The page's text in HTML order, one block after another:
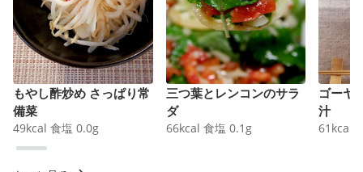
もやし酢炒め さっぱり常
備菜
49kcal 食塩 0.0g
三つ葉とレンコンのサラ
ダ
66kcal 食塩 0.1 g
ゴーヤ
汁
61 kcal